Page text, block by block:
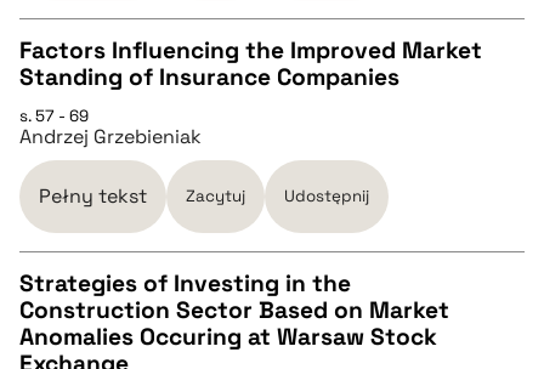
pobierz cytat
CZYSTY TEKST
pobierz cytat
BIBTEX
pobierz cytat
Factors Influencing the Improved Market
Standing of Insurance Companies
s. 57 - 69
Andrzej Grzebieniak
Pełny tekst Zacytuj Udostępnij
CZYSTY TEKST
Strategies of Investing in the
Construction Sector Based on Market
Anomalies Occuring at Warsaw Stock